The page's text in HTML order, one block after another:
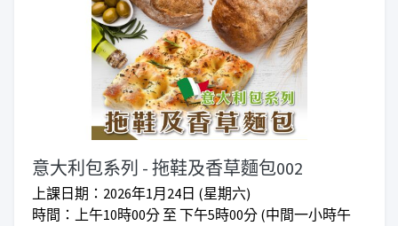
***仁愛堂員工可享額外優惠***
*收費如有更改，恕不另行通知*
意大利包系列 - 拖鞋及香草麵包002
上課日期：2026年1月24日 (星期六)
時間：上午10時00分 至 下午5時00分 (中間一小時午